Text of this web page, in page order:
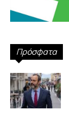
Πρόσφατα